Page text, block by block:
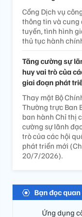
Cổng Dịch vụ
thông tin và
tuyến, tình hình
thủ tục hành
Tăng cường sự
huy vai trò của
giai đoạn phát
Thay mặt Bộ
Thường trực Ban
ban hành Chỉ thị
cường sự lãnh
trò của các hội
phát triển mới
20/7/2026).
Bạn đọc
Ứng dụng